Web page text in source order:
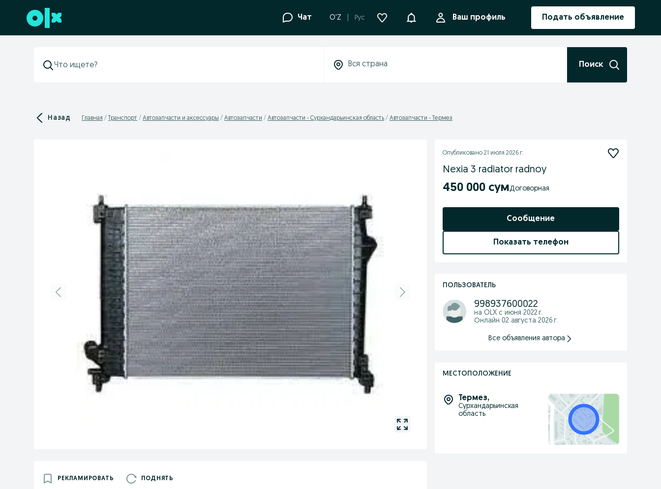
Перейти к нижнему колонтитулу Чат O'Z Рус УведомленияВаш профиль Подать объявление
Поиск
Назад Главная Транспорт Автозапчасти и аксессуары Автозапчасти Автозапчасти - Сурхандарьинская область Автозапчасти - Термез
РЕКЛАМИРОВАТЬ ПОДНЯТЬ
Опубликовано 21 июля 2026 г.
Nexia 3 radiator radnoy
450 000 сум Договорная
Сообщение
Показать телефон
ПОЛЬЗОВАТЕЛЬ
998937600022
на OLX с июня 2022 г.
Онлайн 02 августа 2026 г.
Все объявления автора
МЕСТОПОЛОЖЕНИЕ
Термез,
Сурхандарьинская
область